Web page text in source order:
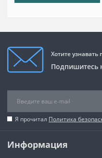
Хотите
Подпишитесь
Я прочитал Политика
Информация